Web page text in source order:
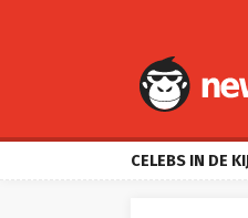
CELEBS IN DE